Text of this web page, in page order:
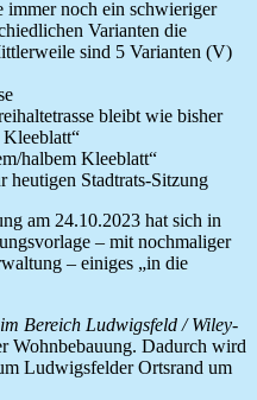
immer noch ein schwieriger
Varianten die
sind 5 Varianten (V)
bleibt wie bisher
halbem Kleeblatt“
heutigen Stadtrats-Sitzung
am 24.10.2023 hat sich in
– mit nochmaliger
– einiges „in die
Bereich Ludwigsfeld / Wiley-
Wohnbebauung. Dadurch wird
Ludwigsfelder Ortsrand um